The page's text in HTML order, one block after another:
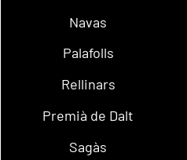
Navas
Palafolls
Rellinars
Premià de Dalt
Sagàs